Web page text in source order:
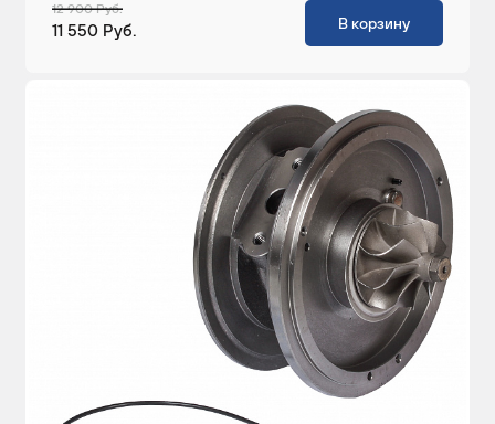
12 900 Руб.
11 550 Руб. В корзину